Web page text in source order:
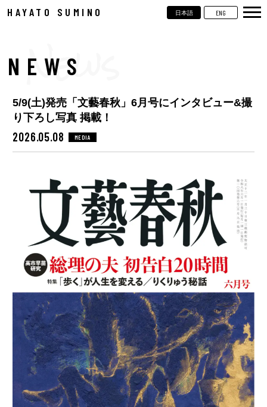
HAYATO SUMINO 日本語 ENG
VIDEOS
CONTACT
NEWS
5/9(土)発売「文藝春秋」6月号にインタビュー&撮
り下ろし写真 掲載！
2026.05.08 MEDIA